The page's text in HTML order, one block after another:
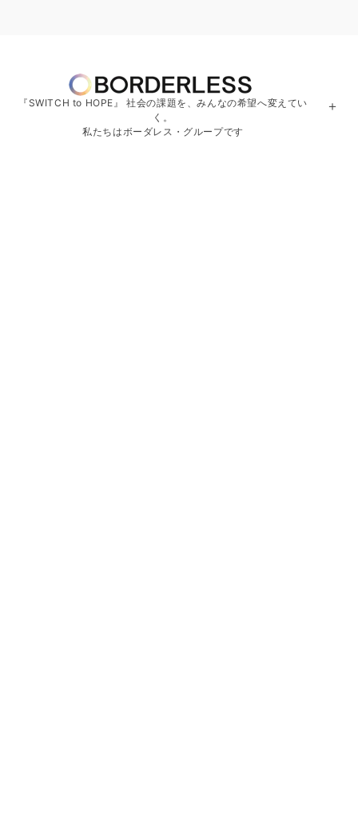
『SWITCH to HOPE』 社会の課題を、みんなの希望へ変えてい
く。
私たちはボーダレス・グループです
＋